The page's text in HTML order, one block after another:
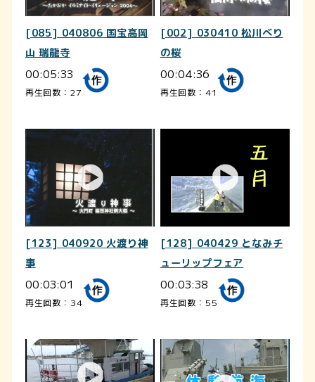
[085] 040806 国宝高岡
山 瑞龍寺
00:05:33
再生回数：27
[002] 030410 松川べり
の桜
00:04:36
再生回数：41
[123] 040920 火渡り神
事
00:03:01
再生回数：34
[128] 040429 となみチ
ューリップフェア
00:03:38
再生回数：55